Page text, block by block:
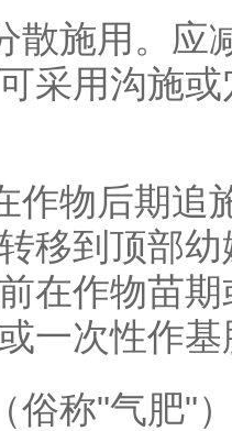
散施用。应
采用沟施
作物后期追
移到顶部
在作物苗
一次性作
俗称"气肥"